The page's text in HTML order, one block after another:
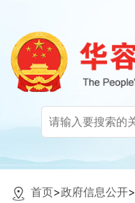
首页>政府信息公开>